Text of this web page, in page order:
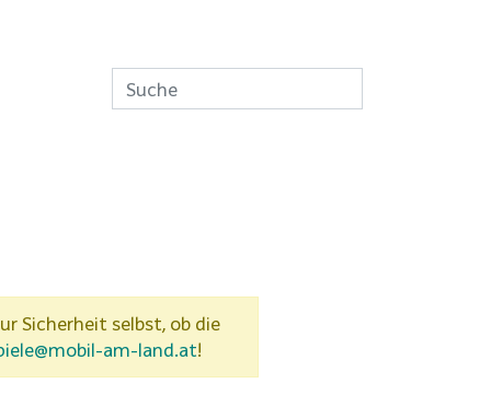
Sicherheit selbst, ob die
am-land.at!